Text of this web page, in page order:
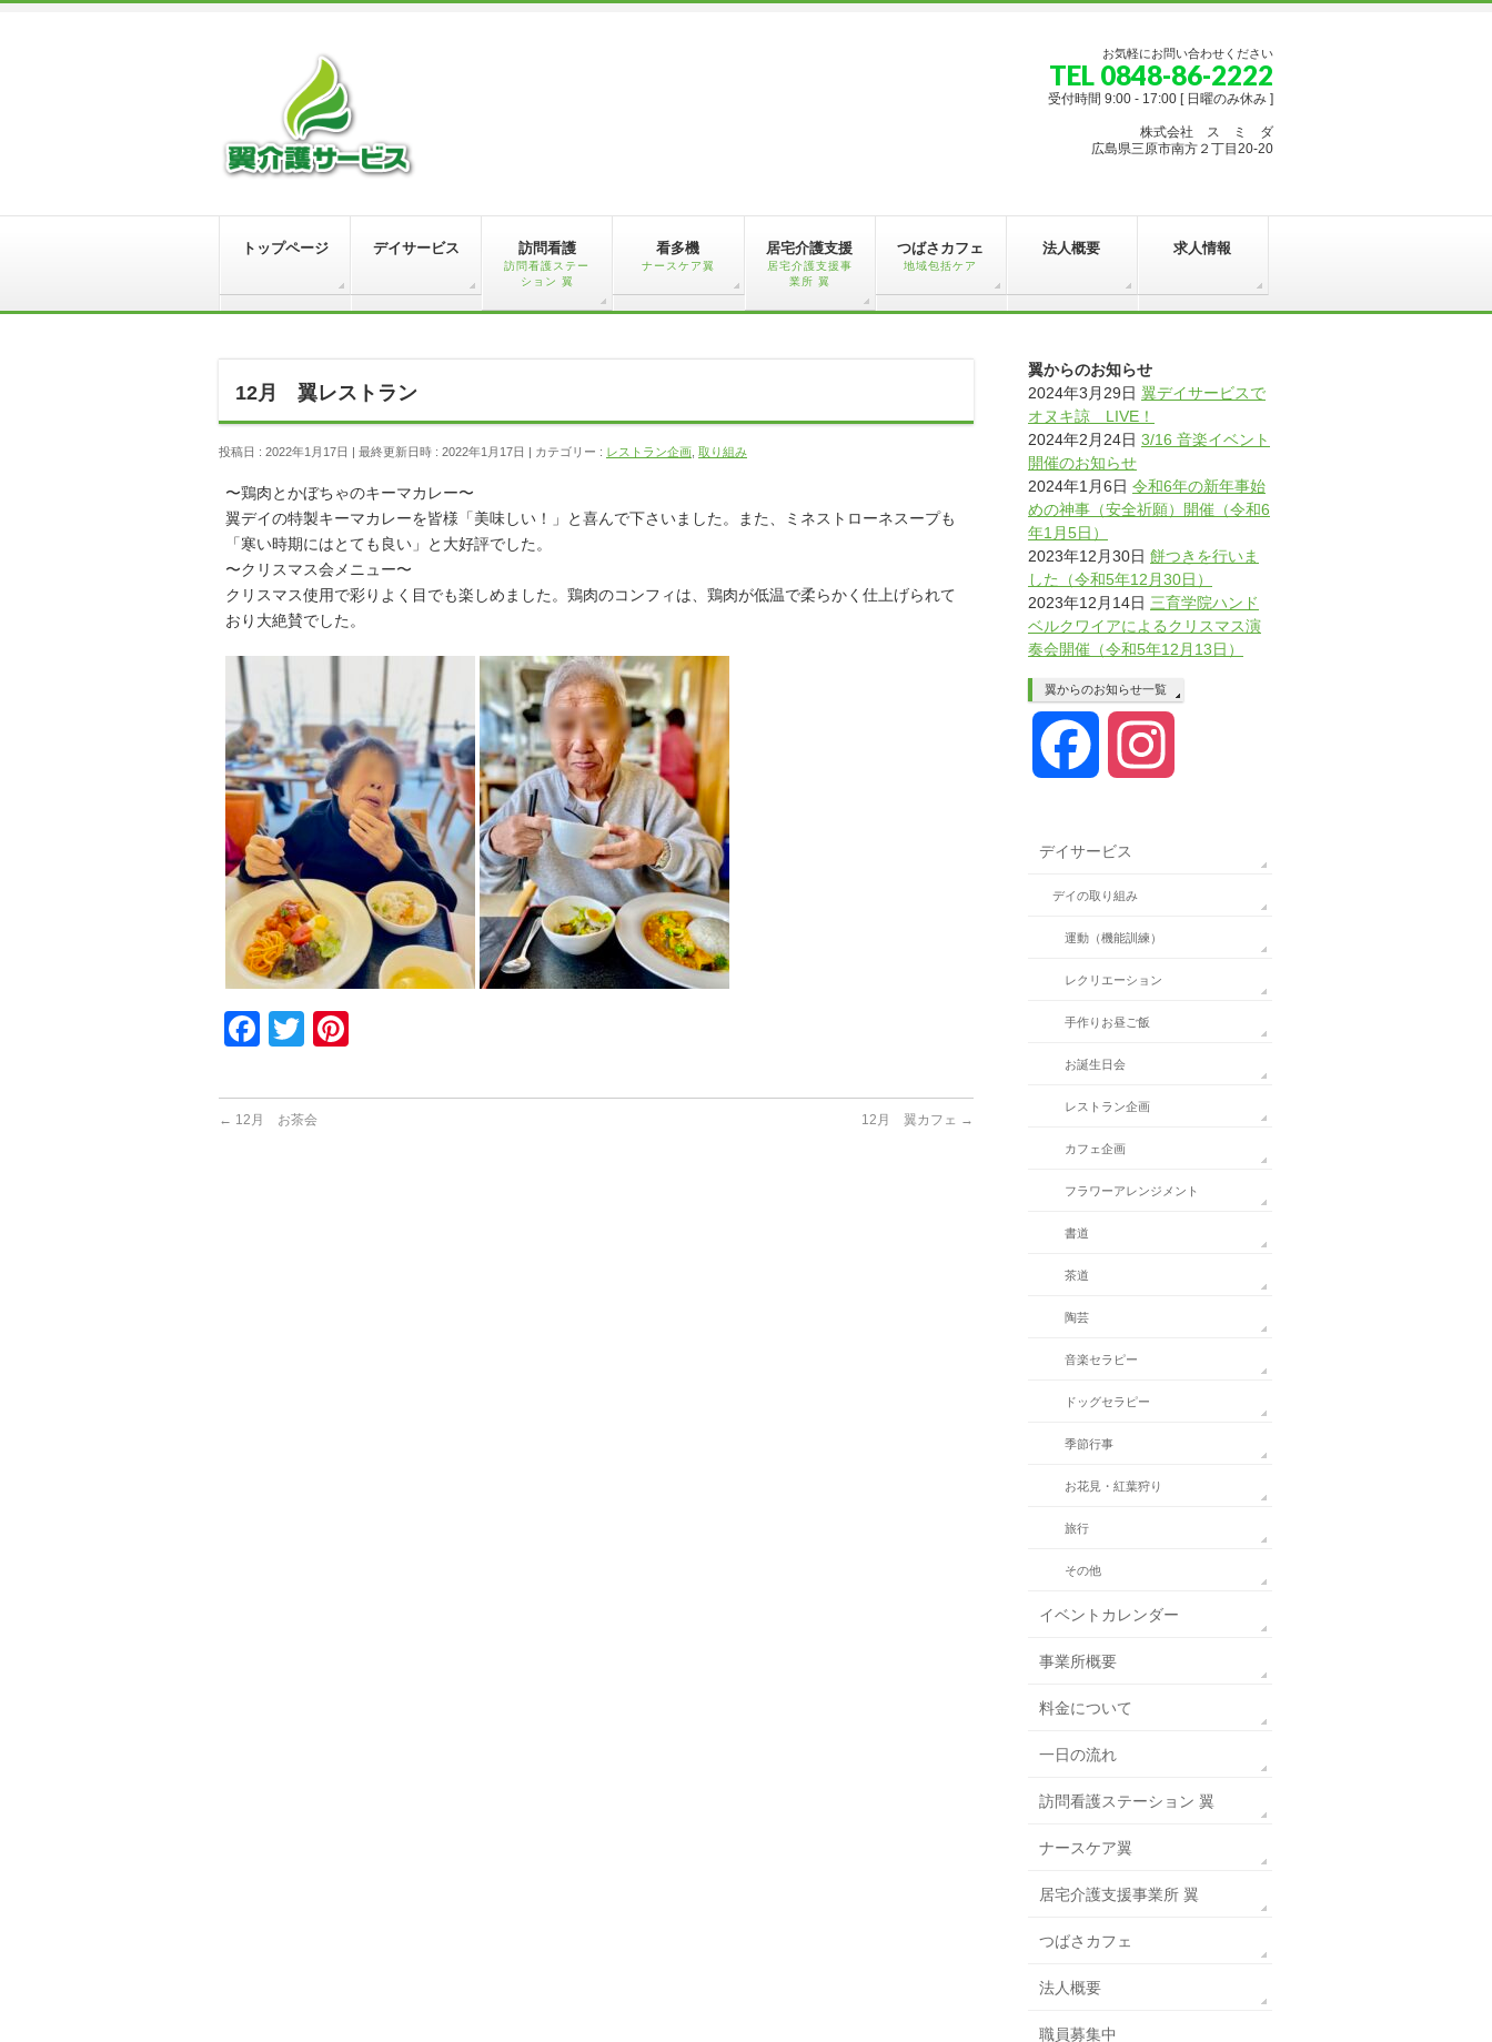
お気軽にお問い合わせください
TEL 0848-86-2222
受付時間 9:00 - 17:00 [ 日曜のみ休み ]
株式会社 ス ミ ダ
広島県三原市南方２丁目20-20
トップページ デイサービス 訪問看護
訪問看護ステー
ション 翼
看多機
ナースケア翼
居宅介護支援
居宅介護支援事
業所 翼
つばさカフェ
地域包括ケア
法人概要 求人情報
12月 翼レストラン
投稿日 : 2022年1月17日 最終更新日時 : 2022年1月17日 カテゴリー : レストラン企画 取り組み
〜鶏肉とかぼちゃのキーマカレー〜
翼デイの特製キーマカレーを皆様「美味しい！」と喜んで下さいました。また、ミネストローネスープも
「寒い時期にはとても良い」と大好評でした。
〜クリスマス会メニュー〜
クリスマス使用で彩りよく目でも楽しめました。鶏肉のコンフィは、鶏肉が低温で柔らかく仕上げられて
おり大絶賛でした。
Facebook
Twitter
← 12月 お茶会 12月 翼カフェ →
翼からのお知らせ
2024年3月29日 翼デイサービスで
オヌキ諒 LIVE！
2024年2月24日 3/16 音楽イベント
開催のお知らせ
2024年1月6日 令和6年の新年事始
めの神事（安全祈願）開催（令和6
年1月5日）
2023年12月30日 餅つきを行いま
した（令和5年12月30日）
2023年12月14日 三育学院ハンド
ベルクワイアによるクリスマス演
奏会開催（令和5年12月13日）
翼からのお知らせ一覧
Facebook
デイサービス
デイの取り組み
運動（機能訓練）
レクリエーション
手作りお昼ご飯
お誕生日会
レストラン企画
カフェ企画
フラワーアレンジメント
書道
茶道
陶芸
音楽セラピー
ドッグセラピー
季節行事
お花見・紅葉狩り
旅行
その他
イベントカレンダー
事業所概要
料金について
一日の流れ
訪問看護ステーション 翼
ナースケア翼
居宅介護支援事業所 翼
つばさカフェ
法人概要
職員募集中